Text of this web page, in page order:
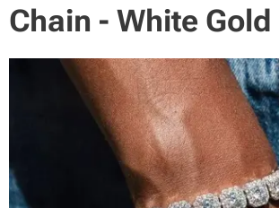
Chain - White Gold